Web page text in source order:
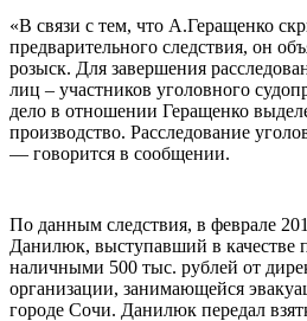
«В связи с тем, что А.Геращенко
предварительного следствия, он
розыск. Для завершения
лиц – участников уголовного
дело в отношении Геращенко
производство. Расследование
— говорится в сообщении.
По данным следствия, в феврале
Данилюк, выступавший в качестве
наличными 500 тыс. рублей от
организации, занимающейся
городе Сочи. Данилюк передал